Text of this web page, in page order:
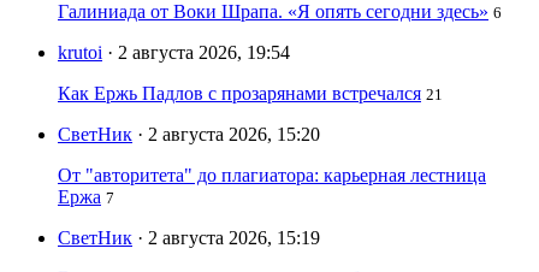
Галиниада от Воки Шрапа. «Я опять сегодни здесь» 6
krutoi · 2 августа 2026, 19:54
Как Ержь Падлов с прозарянами встречался 21
СветНик · 2 августа 2026, 15:20
От "авторитета" до плагиатора: карьерная лестница
Ержа 7
СветНик · 2 августа 2026, 15:19